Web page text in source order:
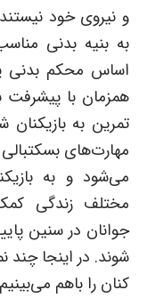
و نیروی خود
به بنیه بدنی
اساس محکم بدنی
همزمان با
تمرین به
مهارت‌های
می‌شود و به
مختلف زندگی
جوانان در سنین
شوند. در اینجا چند
کنان را باهم